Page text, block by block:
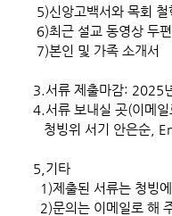
5)신앙고백서와 목회 철
6)최근 설교 동영상 두
7)본인 및 가족 소개서
3.서류 제출마감: 2025
4.서류 보내실 곳(이메
청빙위 서기 안은순,
5,기타
1)제출된 서류는 청빙
2)문의는 이메일로 해